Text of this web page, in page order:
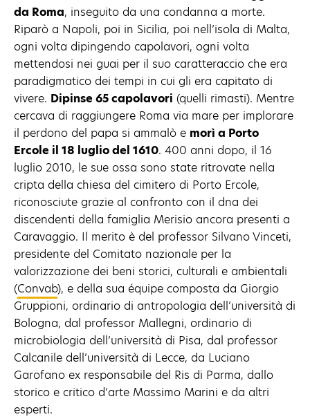
da Roma, inseguito da una condanna a morte.
Riparò a Napoli, poi in Sicilia, poi nell’isola di Malta,
ogni volta dipingendo capolavori, ogni volta
mettendosi nei guai per il suo caratteraccio che era
paradigmatico dei tempi in cui gli era capitato di
vivere. Dipinse 65 capolavori (quelli rimasti). Mentre
cercava di raggiungere Roma via mare per implorare
il perdono del papa si ammalò e morì a Porto
Ercole il 18 luglio del 1610. 400 anni dopo, il 16
luglio 2010, le sue ossa sono state ritrovate nella
cripta della chiesa del cimitero di Porto Ercole,
riconosciute grazie al confronto con il dna dei
discendenti della famiglia Merisio ancora presenti a
Caravaggio. Il merito è del professor Silvano Vinceti,
presidente del Comitato nazionale per la
valorizzazione dei beni storici, culturali e ambientali
(Convab), e della sua équipe composta da Giorgio
Gruppioni, ordinario di antropologia dell’università di
Bologna, dal professor Mallegni, ordinario di
microbiologia dell’università di Pisa, dal professor
Calcanile dell’università di Lecce, da Luciano
Garofano ex responsabile del Ris di Parma, dallo
storico e critico d’arte Massimo Marini e da altri
esperti.